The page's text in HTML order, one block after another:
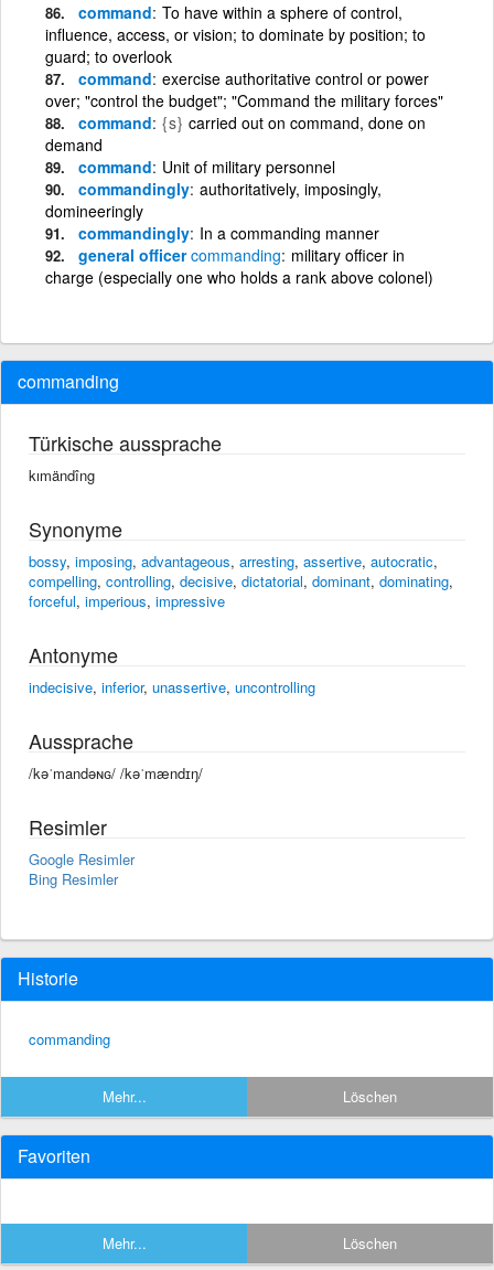
command To have within a sphere of control,
influence, access, or vision; to dominate by position; to
guard; to overlook
command exercise authoritative control or power
over; "control the budget"; "Command the military forces"
command {s} carried out on command, done on
demand
command Unit of military personnel
commandingly authoritatively, imposingly,
domineeringly
commandingly In a commanding manner
general officercommanding military officer in
charge (especially one who holds a rank above colonel)
commanding
Türkische aussprache
kımändîng
Synonyme
bossy, imposing, advantageous, arresting, assertive, autocratic,
compelling, controlling, decisive, dictatorial, dominant, dominating,
forceful, imperious, impressive
Antonyme
indecisive, inferior, unassertive, uncontrolling
Aussprache
/kəˈmandəɴɢ/ /kəˈmændɪŋ/
Resimler
Google Resimler
Bing Resimler
Historie
commanding
Mehr... Löschen
Favoriten
Mehr... Löschen